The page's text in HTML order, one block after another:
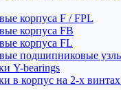
корпуса F / FPL
корпуса FB
корпуса FL
подшипниковые
Y-bearings
в корпус на 2-х